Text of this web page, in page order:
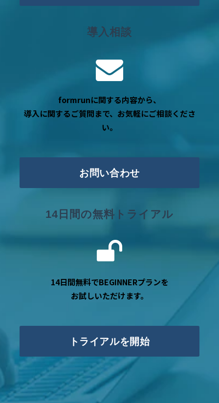
導入相談
formrunに関する内容から、
導入に関するご質問まで、お気軽にご相談くださ
い。
お問い合わせ
14日間の無料トライアル
14日間無料でBEGINNERプランを
お試しいただけます。
トライアルを開始